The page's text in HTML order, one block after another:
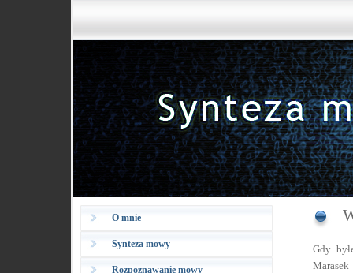
O mnie
Synteza mowy
Rozpoznawanie mowy
Gdy